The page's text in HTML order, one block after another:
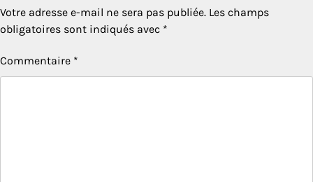
Votre adresse e-mail ne sera pas publiée. Les champs
obligatoires sont indiqués avec *
Commentaire *